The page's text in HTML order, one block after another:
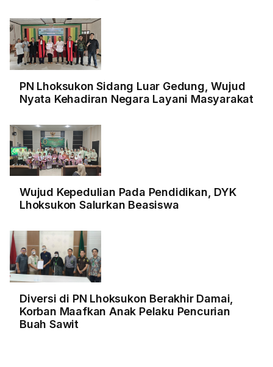
PN Lhoksukon Sidang Luar Gedung, Wujud
Nyata Kehadiran Negara Layani Masyarakat
Wujud Kepedulian Pada Pendidikan, DYK
Lhoksukon Salurkan Beasiswa
Diversi di PN Lhoksukon Berakhir Damai,
Korban Maafkan Anak Pelaku Pencurian
Buah Sawit